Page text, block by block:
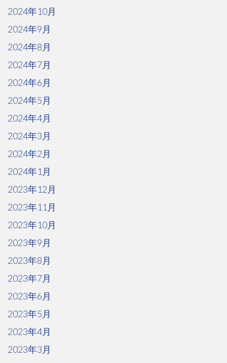
2024年10月
2024年9月
2024年8月
2024年7月
2024年6月
2024年5月
2024年4月
2024年3月
2024年2月
2024年1月
2023年12月
2023年11月
2023年10月
2023年9月
2023年8月
2023年7月
2023年6月
2023年5月
2023年4月
2023年3月